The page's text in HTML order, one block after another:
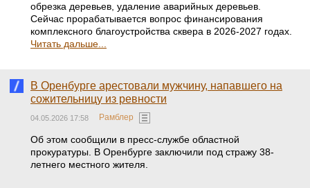
обрезка деревьев, удаление аварийных деревьев.
Сейчас прорабатывается вопрос финансирования
комплексного благоустройства сквера в 2026-2027 годах.
Читать дальше...
В Оренбурге арестовали мужчину, напавшего на
сожительницу из ревности
04.05.2026 17:58 Рамблер
Об этом сообщили в пресс-службе областной
прокуратуры. В Оренбурге заключили под стражу 38-
летнего местного жителя.